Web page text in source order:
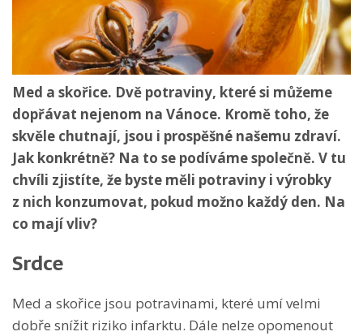
Med a skořice. Dvě potraviny, které si můžeme
dopřávat nejenom na Vánoce. Kromě toho, že
skvěle chutnají, jsou i prospěšné našemu zdraví.
Jak konkrétně? Na to se podíváme společně. V tu
chvíli zjistíte, že byste měli potraviny i výrobky
z nich konzumovat, pokud možno každý den. Na
co mají vliv?
Srdce
Med a skořice jsou potravinami, které umí velmi
dobře snížit riziko infarktu. Dále nelze opomenout